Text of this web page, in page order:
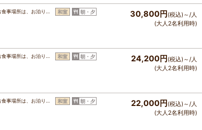
事場所は、お泊り… 和室 朝・夕 30,800円 (税込)～/人
(大人2名利用時)
事場所は、お泊り… 和室 朝・夕 24,200円 (税込)～/人
(大人2名利用時)
事場所は、お泊り… 和室 朝・夕 22,000円 (税込)～/人
(大人2名利用時)